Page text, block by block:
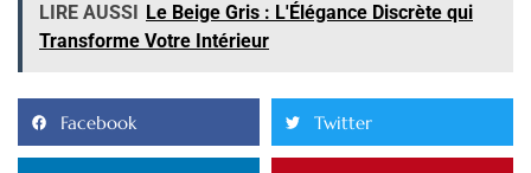
LIRE AUSSI Le Beige Gris : L'Élégance Discrète qui
Transforme Votre Intérieur
Facebook Twitter